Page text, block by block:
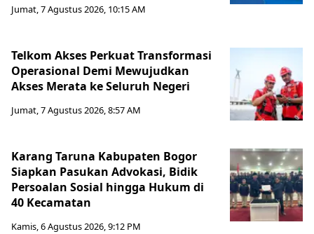
Jumat, 7 Agustus 2026, 10:15 AM
Telkom Akses Perkuat Transformasi
Operasional Demi Mewujudkan
Akses Merata ke Seluruh Negeri
Jumat, 7 Agustus 2026, 8:57 AM
Karang Taruna Kabupaten Bogor
Siapkan Pasukan Advokasi, Bidik
Persoalan Sosial hingga Hukum di
40 Kecamatan
Kamis, 6 Agustus 2026, 9:12 PM